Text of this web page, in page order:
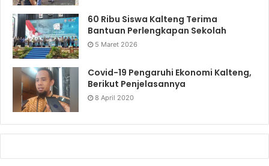
60 Ribu Siswa Kalteng Terima
Bantuan Perlengkapan Sekolah
5 Maret 2026
Covid-19 Pengaruhi Ekonomi Kalteng,
Berikut Penjelasannya
8 April 2020